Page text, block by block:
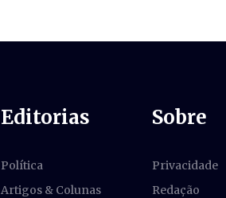
Editorias
Política
Artigos & Colunas
Sobre
Privacidade
Redação